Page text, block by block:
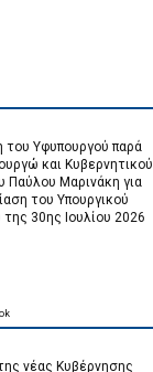
του Υφυπουργού παρά
και Κυβερνητικού
Παύλου Μαρινάκη για
του Υπουργικού
30ης Ιουλίου 2026
νέας Κυβέρνησης